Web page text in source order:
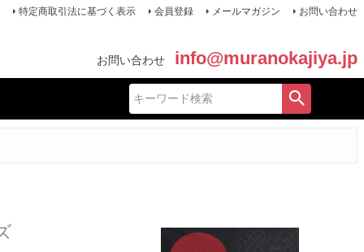
特定商取引法に基づく表示 会員登録 メールマガジン お問い合わせ
お問い合わせ info@muranokajiya.jp